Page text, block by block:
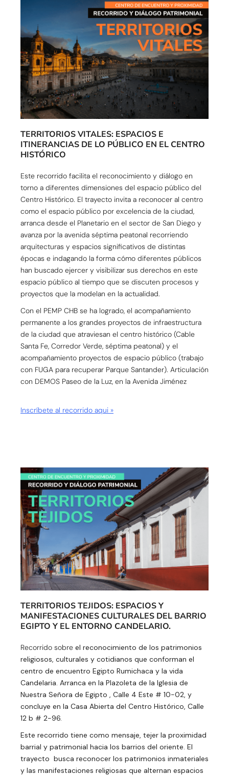
TERRITORIOS VITALES: ESPACIOS E
ITINERANCIAS DE LO PÚBLICO EN EL CENTRO
HISTÓRICO
Este recorrido facilita el reconocimiento y diálogo en
torno a diferentes dimensiones del espacio público del
Centro Histórico. El trayecto invita a reconocer al centro
como el espacio público por excelencia de la ciudad,
arranca desde el Planetario en el sector de San Diego y
avanza por la avenida séptima peatonal recorriendo
arquitecturas y espacios significativos de distintas
épocas e indagando la forma cómo diferentes públicos
han buscado ejercer y visibilizar sus derechos en este
espacio público al tiempo que se discuten procesos y
proyectos que la modelan en la actualidad.
Con el PEMP CHB se ha logrado, el acompañamiento
permanente a los grandes proyectos de infraestructura
de la ciudad que atraviesan el centro histórico (Cable
Santa Fe, Corredor Verde, séptima peatonal) y el
acompañamiento proyectos de espacio público (trabajo
con FUGA para recuperar Parque Santander). Articulación
con DEMOS Paseo de la Luz, en la Avenida Jiménez
Inscríbete al recorrido aqui »
TERRITORIOS TEJIDOS: ESPACIOS Y
MANIFESTACIONES CULTURALES DEL BARRIO
EGIPTO Y EL ENTORNO CANDELARIO.
Recorrido sobre el reconocimiento de los patrimonios
religiosos, culturales y cotidianos que conforman el
centro de encuentro Egipto Rumichaca y la vida
Candelaria. Arranca en la Plazoleta de la Iglesia de
Nuestra Señora de Egipto , Calle 4 Este # 10-02, y
concluye en la Casa Abierta del Centro Histórico, Calle
12 b # 2-96.
Este recorrido tiene como mensaje, tejer la proximidad
barrial y patrimonial hacia los barrios del oriente. El
trayecto busca reconocer los patrimonios inmateriales
y las manifestaciones religiosas que alternan espacios